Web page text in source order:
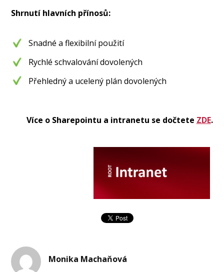
Shrnutí hlavních přínosů:
Snadné a flexibilní použití
Rychlé schvalování dovolených
Přehledný a ucelený plán dovolených
Více o Sharepointu a intranetu se dočtete ZDE.
Monika Machaňová